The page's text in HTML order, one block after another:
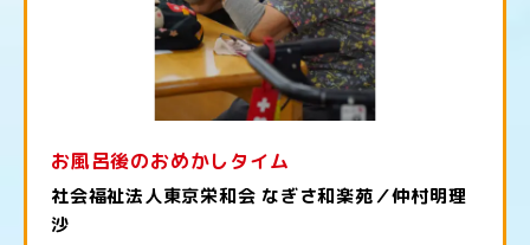
お風呂後のおめかしタイム
社会福祉法人東京栄和会 なぎさ和楽苑／仲村明理
沙